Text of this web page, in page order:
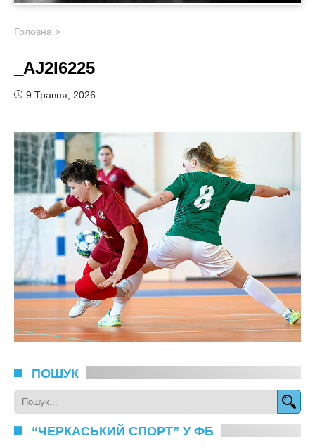
Головна >
_AJ2I6225
9 Травня, 2026
ПОШУК
“ЧЕРКАСЬКИЙ СПОРТ” У ФБ